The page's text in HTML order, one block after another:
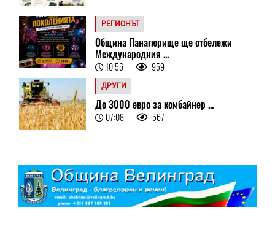
РЕГИОНЪТ
Община Панагюрище ще отбележи
Международния ...
10:56 959
ДРУГИ
До 3000 евро за комбайнер ...
07:08 567